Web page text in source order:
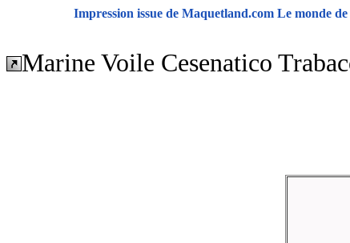
Impression issue de Maquetland.com Le monde
Marine Voile Cesenatico